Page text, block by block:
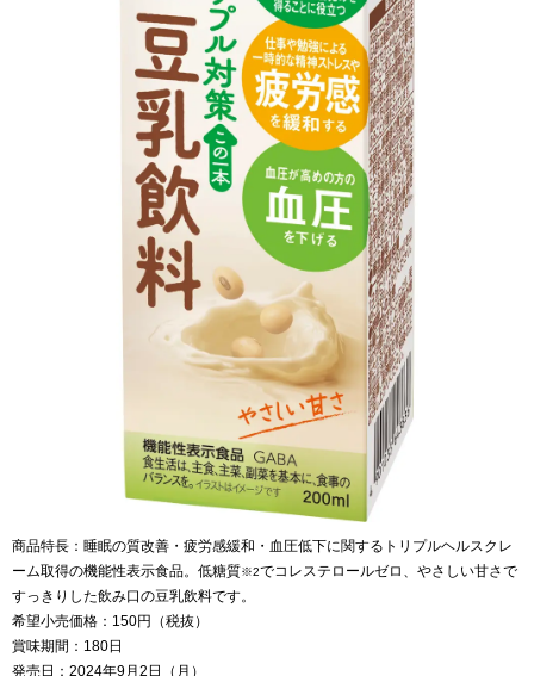
商品特長：睡眠の質改善・疲労感緩和・血圧低下に関するトリプルヘルスクレ
ーム取得の機能性表示食品。低糖質※2でコレステロールゼロ、やさしい甘さで
すっきりした飲み口の豆乳飲料です。
希望小売価格：150円（税抜）
賞味期間：180日
発売日：2024年9月2日（月）